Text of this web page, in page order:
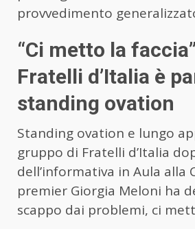
provvedimento
“Ci metto la
Fratelli d’Italia è
standing ovation
Standing ovation e lungo
gruppo di Fratelli d’Italia
dell’informativa in Aula alla
premier Giorgia Meloni ha
scappo dai problemi, ci